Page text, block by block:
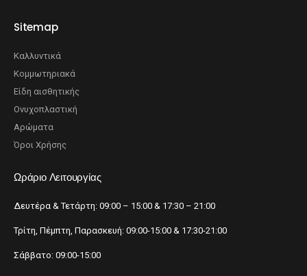
Sitemap
Καλλυντικά
Κομμωτηριακά
Είδη αισθητικής
Ονυχοπλαστική
Αρώματα
Όροι Χρήσης
Ωράριο Λειτουργίας
Δευτέρα & Τετάρτη: 09:00 – 15:00 & 17:30 – 21:00
Τρίτη, Πέμπτη, Παρασκευή: 09:00-15:00 & 17:30-21:00
Σάββατο: 09:00-15:00